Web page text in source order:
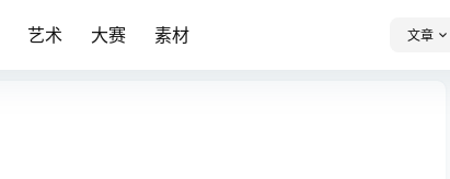
艺术 大赛 素材 文章